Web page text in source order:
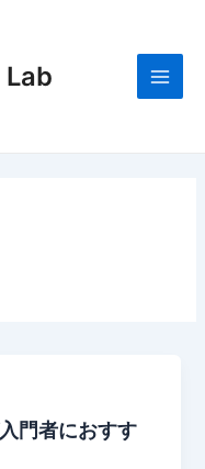
門者におすす